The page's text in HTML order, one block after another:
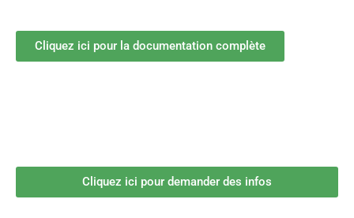
Cliquez ici pour la documentation complète
Cliquez ici pour demander des infos